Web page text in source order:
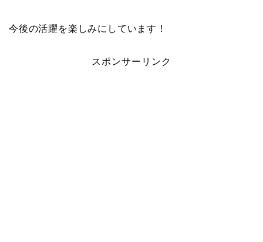
今後の活躍を楽しみにしています！
スポンサーリンク